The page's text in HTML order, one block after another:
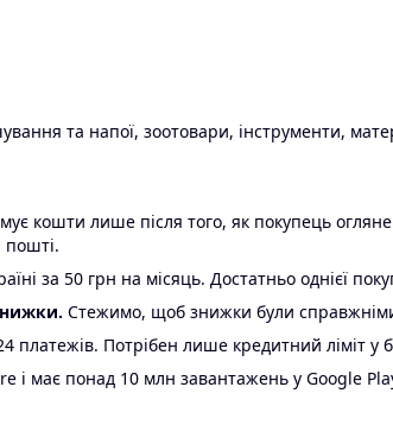
та напої, зоотовари, інструменти,
кошти лише після того, як покупець
пошті.
за 50 грн на місяць. Достатньо однієї
Стежимо, щоб знижки були
платежів. Потрібен лише кредитний ліміт у
і має понад 10 млн завантажень у Google